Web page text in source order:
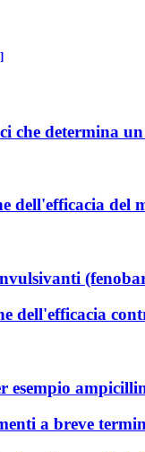
che determina
del
a breve